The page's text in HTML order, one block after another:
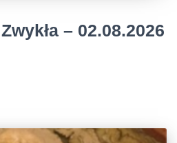
– 02.08.2026